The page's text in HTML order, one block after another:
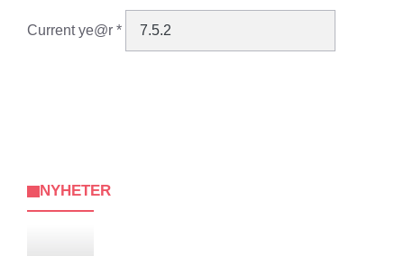
Current ye@r *
NYHETER